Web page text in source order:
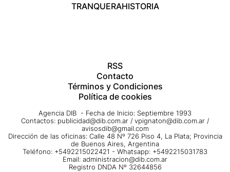
TRANQUERAHISTORIA
RSS
Contacto
Términos y Condiciones
Política de cookies
Agencia DIB - Fecha de Inicio: Septiembre 1993
Contactos: publicidad@dib.com.ar / vpignaton@dib.com.ar /
avisosdib@gmail.com
Dirección de las oficinas: Calle 48 Nº 726 Piso 4, La Plata; Provincia
de Buenos Aires, Argentina
Teléfono: +5492215022421 - Whatsapp: +5492215031783
Email: administracion@dib.com.ar
Registro DNDA Nº 32644856